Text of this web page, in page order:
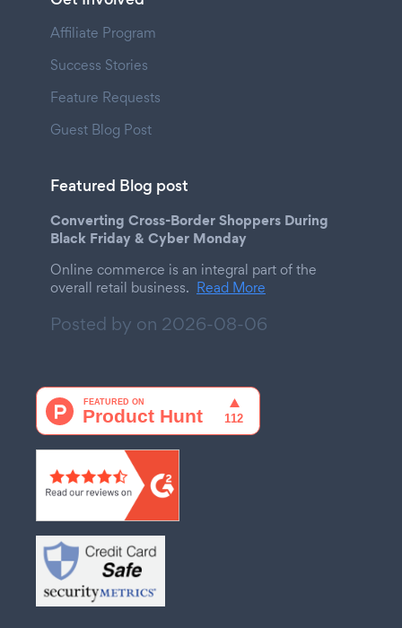
Affiliate Program
Success Stories
Feature Requests
Guest Blog Post
Featured Blog post
Converting Cross-Border Shoppers During
Black Friday & Cyber Monday
Online commerce is an integral part of the
overall retail business. Read More
Posted by on 2026-08-06